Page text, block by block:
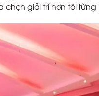
giải trí hơn tôi từng